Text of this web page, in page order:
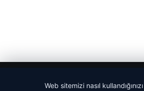
Web sitemizi nasıl